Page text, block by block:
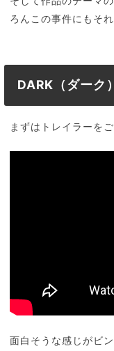
ろんこの事件にもそ
DARK（ダーク
まずはトレイラーを
面白そうな感じがビ